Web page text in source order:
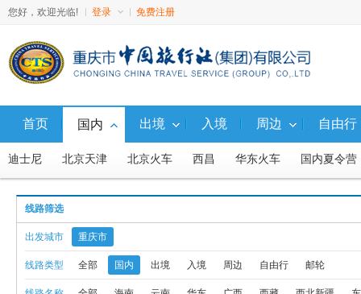
您好，欢迎光临! 登录 免费注册
首页 国内
迪士尼 北京天津 北京火车 西昌 华东火车 国内夏令营
广西 西藏 西北新疆 东北 山东 福建 广东 湖南
西藏火车 避暑游 直通车 福建火车 东北火车 山西内蒙
西北火车、汽车 西北飞机 国内 东北飞机 东北火车、汽车
出境 入境 周边 自由行
线路筛选
出发城市 重庆市
线路类型 全部 国内 出境 入境 周边 自由行 邮轮